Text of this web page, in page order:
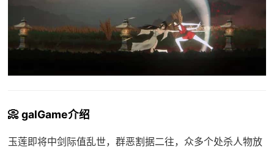
📀 galGame介绍
玉莲即将中剑际值乱世，群恶割据二往，众多个处杀人物放